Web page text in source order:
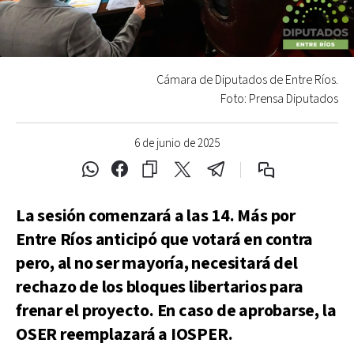
6 de junio de 2025
Cámara de Diputados de Entre Ríos.
Foto: Prensa Diputados
La sesión comenzará a las 14. Más por
Entre Ríos anticipó que votará en contra
pero, al no ser mayoría, necesitará del
rechazo de los bloques libertarios para
frenar el proyecto. En caso de aprobarse, la
OSER reemplazará a IOSPER.